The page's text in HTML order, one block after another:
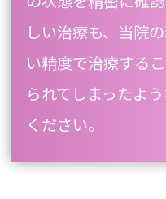
しい治療も、当院
い精度で治療する
られてしまったよ
ください。